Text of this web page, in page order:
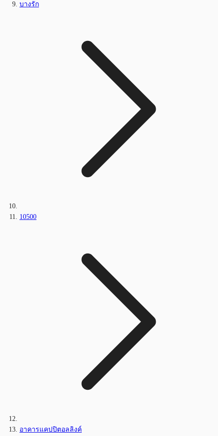
บางรัก
10500
อาคารแคปปิตอลลิงค์